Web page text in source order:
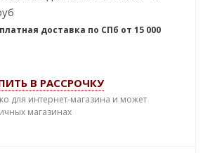
доставка по СПб от 15 000
В РАССРОЧКУ
для интернет-магазина и может
магазинах